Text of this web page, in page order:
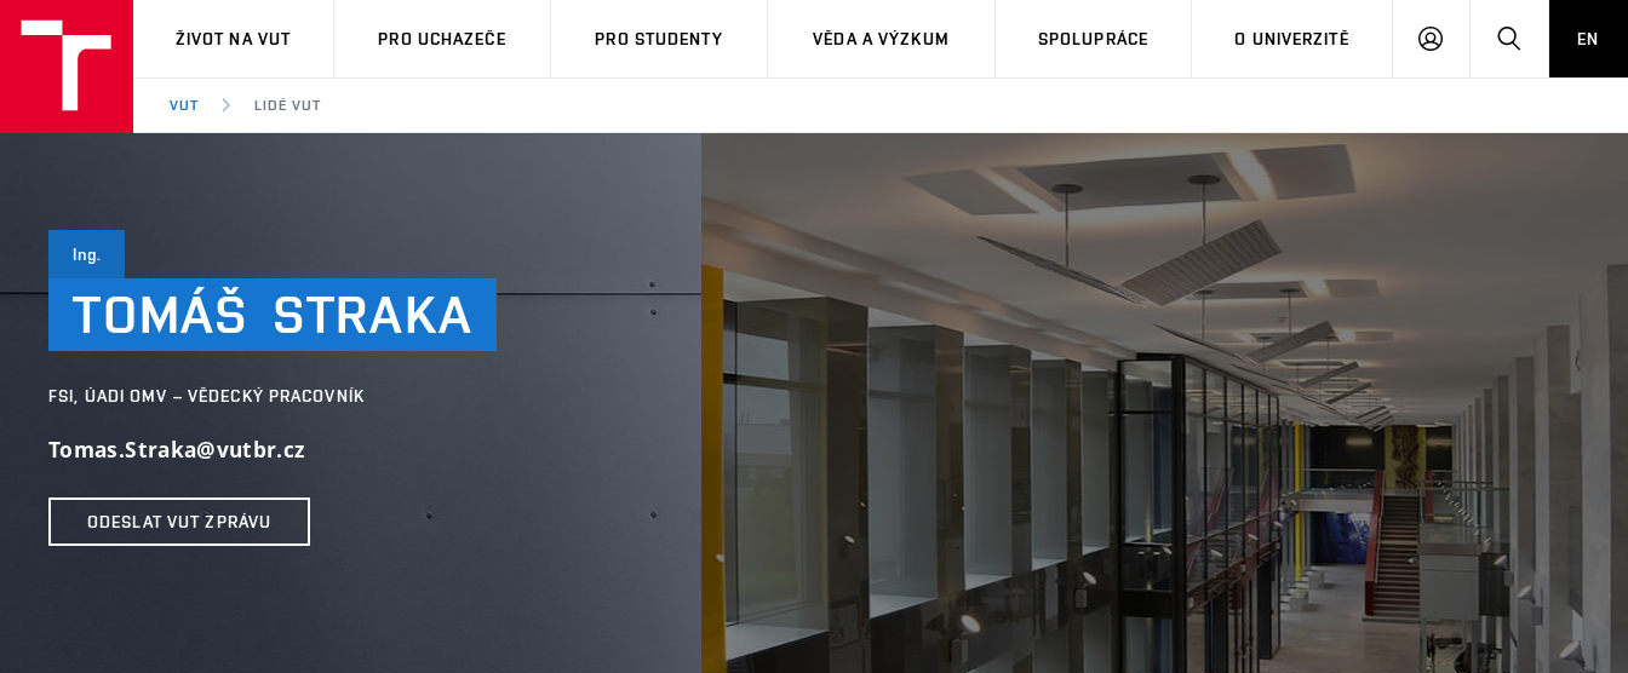
VUT
ŽIVOT NA VUT PRO UCHAZEČE PRO STUDENTY VĚDA A VÝZKUM SPOLUPRÁCE O UNIVERZITĚ
PŘIHLÁSIT HLEDATEN
VUT LIDÉ VUT
Ing.
TOMÁŠ STRAKA
FSI, ÚADI OMV – VĚDECKÝ PRACOVNÍK
Tomas.Straka@vutbr.cz
ODESLAT VUT ZPRÁVU